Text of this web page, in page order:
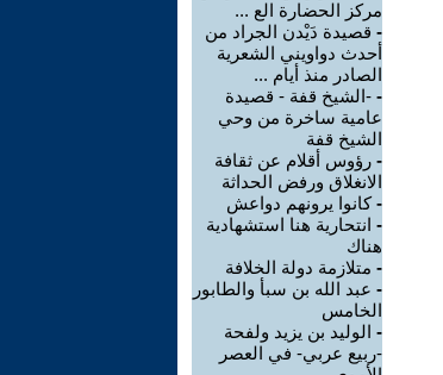
مركز الحضارة الع ...
- قصيدة دَيْدن الجراد من
أحدث دواويني الشعرية
الصادر منذ أيام ...
- -الشيخ قفة - قصيدة
عامية ساخرة من وحي
الشيخ قفة
- رؤوس أقلام عن ثقافة
الانغلاق ورفض الحداثة
-كانوا يرونهم دواعش
- انتحارية هنا استشهادية
هناك
- متلازمة دولة الخلافة
- عبد الله بن سبأ والطابور
الخامس
- الوليد بن يزيد ولفحة
-ربيع عربي- في العصر